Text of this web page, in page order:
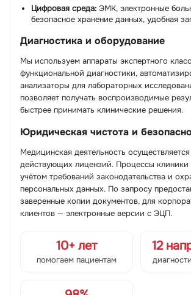
Цифровая среда: ЭМК, электронные
безопасное хранение данных, удобная
Диагностика и оборудование
Мы используем аппараты экспертного
функциональной диагностики,
анализаторы для лабораторных
позволяет получать воспроизводимые
быстрее принимать клинические решения.
Юридическая чистота и
Медицинская деятельность
действующих лицензий. Процессы клиники
учётом требований законодательства и
персональных данных. По запросу
заверенные копии документов, для
клиентов — электронные версии с ЭЦП.
10+ лет
помогаем пациентам
12